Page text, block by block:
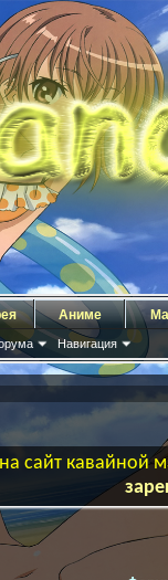
Навигация
Аниме
сайт кавайной